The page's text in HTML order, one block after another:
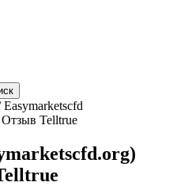
Easymarketscfd
Отзыв Telltrue